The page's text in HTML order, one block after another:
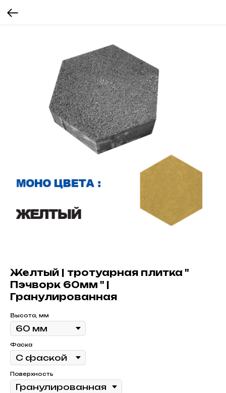
Желтый | тротуарная плитка "
Пэчворк 60мм " |
Гранулированная
Высота, мм
Фаска
Поверхность